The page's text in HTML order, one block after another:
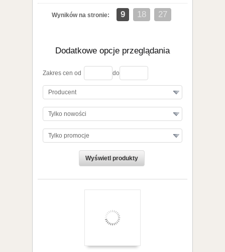
koszyka
Wyników na stronie: 9 18 27
Dodatkowe opcje przeglądania
Zakres cen od do
Producent
Tylko nowości
Tylko promocje
zobacz szczegóły